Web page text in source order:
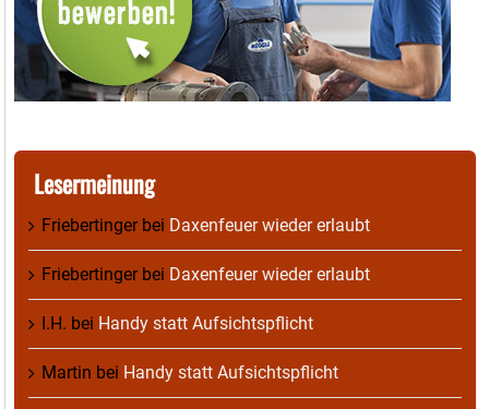
Lesermeinung
Friebertingerbei Daxenfeuer wieder erlaubt
Friebertingerbei Daxenfeuer wieder erlaubt
I.H. bei Handy statt Aufsichtspflicht
Martin bei Handy statt Aufsichtspflicht